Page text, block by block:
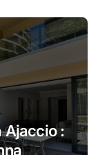
Ajaccio :